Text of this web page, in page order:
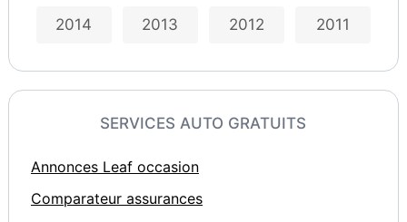
2014 2013 2012 2011
SERVICES AUTO GRATUITS
Annonces Leaf occasion
Comparateur assurances